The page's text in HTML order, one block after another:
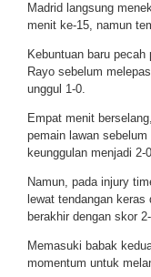
Madrid langsung
menit ke-15, namun
Kebuntuan baru
Rayo sebelum
unggul 1-0.
Empat menit
pemain lawan
keunggulan menjadi 2-
Namun, pada injury
lewat tendangan
berakhir dengan skor
Memasuki babak
momentum untuk